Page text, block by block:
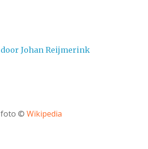
door Johan Reijmerink
foto ©Wikipedia